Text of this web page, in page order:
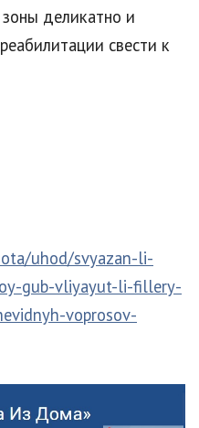
деликатно и
свести к
uhod/svyazan-li-
gub-vliyayut-li-fillery-
voprosov-